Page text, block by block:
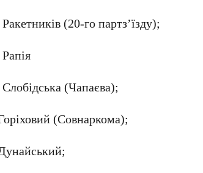
(20-го партз’їзду);
(Чапаєва);
(Совнаркома);